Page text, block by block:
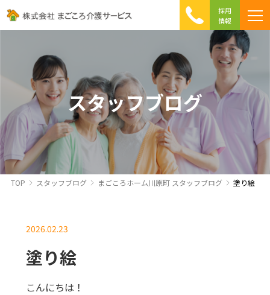
採用
情報
ころ介護の特徴
への取り組み
相談 Q&A
て介護を利用する方へ
スタッフブログ
TOP スタッフブログ まごころホーム川原町 スタッフブログ 塗り絵
2026.02.23
塗り絵
こんにちは！